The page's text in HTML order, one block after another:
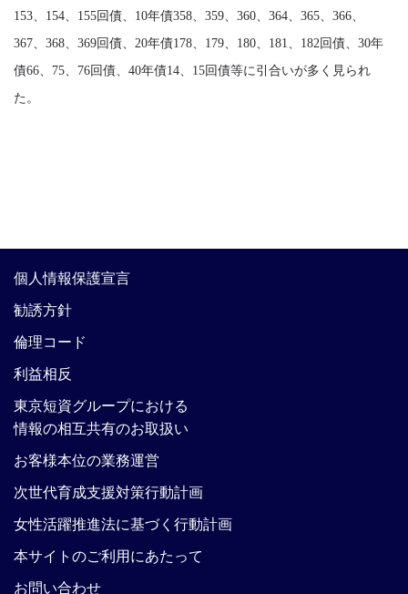
153、154、155回債、10年債358、359、360、364、365、366、
367、368、369回債、20年債178、179、180、181、182回債、30年
債66、75、76回債、40年債14、15回債等に引合いが多く見られ
た。
個人情報保護宣言
勧誘方針
倫理コード
利益相反
東京短資グループにおける
情報の相互共有のお取扱い
お客様本位の業務運営
次世代育成支援対策行動計画
女性活躍推進法に基づく行動計画
本サイトのご利用にあたって
お問い合わせ